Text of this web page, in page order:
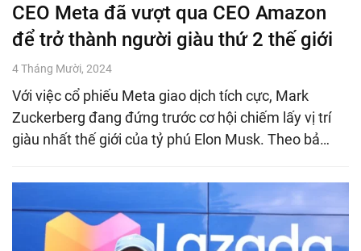
CEO Meta đã vượt qua CEO Amazon
để trở thành người giàu thứ 2 thế giới
4 Tháng Mười, 2024
Với việc cổ phiếu Meta giao dịch tích cực, Mark
Zuckerberg đang đứng trước cơ hội chiếm lấy vị trí
giàu nhất thế giới của tỷ phú Elon Musk. Theo bả…